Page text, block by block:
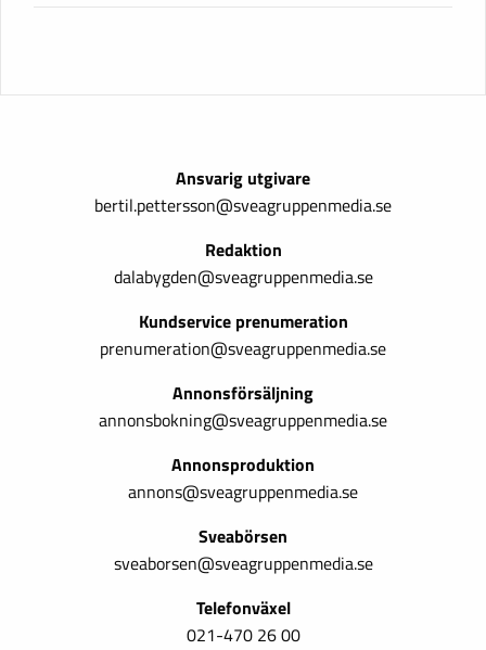
Ansvarig utgivare
bertil.pettersson@sveagruppenmedia.se
Redaktion
dalabygden@sveagruppenmedia.se
Kundservice prenumeration
prenumeration@sveagruppenmedia.se
Annonsförsäljning
annonsbokning@sveagruppenmedia.se
Annonsproduktion
annons@sveagruppenmedia.se
Sveabörsen
sveaborsen@sveagruppenmedia.se
Telefonväxel
021-470 26 00